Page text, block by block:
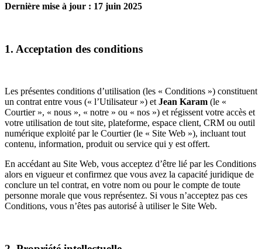
Dernière mise à jour : 17 juin 2025
1. Acceptation des conditions
Les présentes conditions d’utilisation (les « Conditions ») constituent
un contrat entre vous (« l’Utilisateur ») et Jean Karam (le «
Courtier », « nous », « notre » ou « nos ») et régissent votre accès et
votre utilisation de tout site, plateforme, espace client, CRM ou outil
numérique exploité par le Courtier (le « Site Web »), incluant tout
contenu, information, produit ou service qui y est offert.
En accédant au Site Web, vous acceptez d’être lié par les Conditions
alors en vigueur et confirmez que vous avez la capacité juridique de
conclure un tel contrat, en votre nom ou pour le compte de toute
personne morale que vous représentez. Si vous n’acceptez pas ces
Conditions, vous n’êtes pas autorisé à utiliser le Site Web.